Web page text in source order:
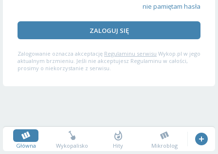
nie pamiętam hasła
ZALOGUJ SIĘ
Zalogowanie oznacza akceptację Regulaminu serwisu Wykop.pl w jego
aktualnym brzmieniu. Jeśli nie akceptujesz Regulaminu w całości,
prosimy o niekorzystanie z serwisu.
Główna Wykopalisko Hity Mikroblog